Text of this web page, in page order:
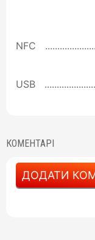
NFC
USB
КОМЕНТАРІ
ДОДАТИ